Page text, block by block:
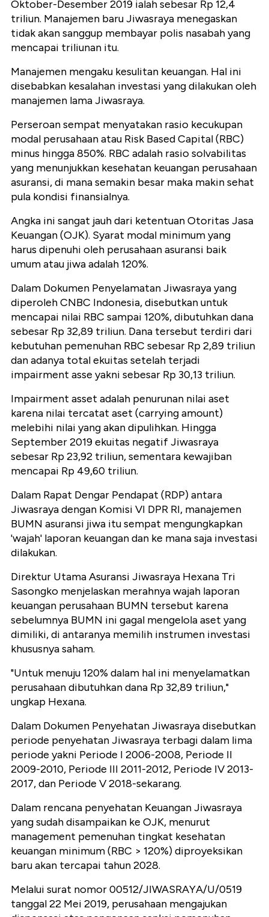
Oktober-Desember 2019 ialah sebesar Rp 12,4
triliun. Manajemen baru Jiwasraya menegaskan
tidak akan sanggup membayar polis nasabah yang
mencapai triliunan itu.
Manajemen mengaku kesulitan keuangan. Hal ini
disebabkan kesalahan investasi yang dilakukan oleh
manajemen lama Jiwasraya.
Perseroan sempat menyatakan rasio kecukupan
modal perusahaan atau Risk Based Capital (RBC)
minus hingga 850%. RBC adalah rasio solvabilitas
yang menunjukkan kesehatan keuangan perusahaan
asuransi, di mana semakin besar maka makin sehat
pula kondisi finansialnya.
Angka ini sangat jauh dari ketentuan Otoritas Jasa
Keuangan (OJK). Syarat modal minimum yang
harus dipenuhi oleh perusahaan asuransi baik
umum atau jiwa adalah 120%.
Dalam Dokumen Penyelamatan Jiwasraya yang
diperoleh CNBC Indonesia, disebutkan untuk
mencapai nilai RBC sampai 120%, dibutuhkan dana
sebesar Rp 32,89 triliun. Dana tersebut terdiri dari
kebutuhan pemenuhan RBC sebesar Rp 2,89 triliun
dan adanya total ekuitas setelah terjadi
impairment asse yakni sebesar Rp 30,13 triliun.
Impairment asset adalah penurunan nilai aset
karena nilai tercatat aset (carrying amount)
melebihi nilai yang akan dipulihkan. Hingga
September 2019 ekuitas negatif Jiwasraya
sebesar Rp 23,92 triliun, sementara kewajiban
mencapai Rp 49,60 triliun.
Dalam Rapat Dengar Pendapat (RDP) antara
Jiwasraya dengan Komisi VI DPR RI, manajemen
BUMN asuransi jiwa itu sempat mengungkapkan
'wajah' laporan keuangan dan ke mana saja investasi
dilakukan.
Direktur Utama Asuransi Jiwasraya Hexana Tri
Sasongko menjelaskan merahnya wajah laporan
keuangan perusahaan BUMN tersebut karena
sebelumnya BUMN ini gagal mengelola aset yang
dimiliki, di antaranya memilih instrumen investasi
khususnya saham.
"Untuk menuju 120% dalam hal ini menyelamatkan
perusahaan dibutuhkan dana Rp 32,89 triliun,"
ungkap Hexana.
Dalam Dokumen Penyehatan Jiwasraya disebutkan
periode penyehatan Jiwasraya terbagi dalam lima
periode yakni Periode I 2006-2008, Periode II
2009-2010, Periode III 2011-2012, Periode IV 2013-
2017, dan Periode V 2018-sekarang.
Dalam rencana penyehatan Keuangan Jiwasraya
yang sudah disampaikan ke OJK, menurut
management pemenuhan tingkat kesehatan
keuangan minimum (RBC > 120%) diproyeksikan
baru akan tercapai tahun 2028.
Melalui surat nomor 00512/JIWASRAYA/U/0519
tanggal 22 Mei 2019, perusahaan mengajukan